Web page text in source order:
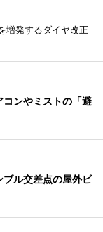
増発するダイヤ改正
ンやミストの「避
ル交差点の屋外ビ